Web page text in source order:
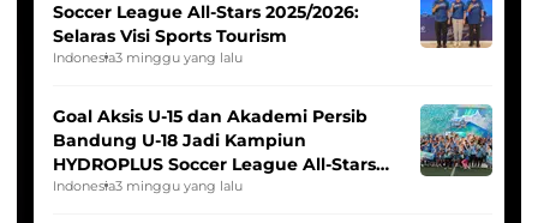
Soccer League All-Stars 2025/2026:
Selaras Visi Sports Tourism
Indonesia3 minggu yang lalu
Goal Aksis U-15 dan Akademi Persib
Bandung U-18 Jadi Kampiun
HYDROPLUS Soccer League All-Stars
2025/2026
Indonesia3 minggu yang lalu